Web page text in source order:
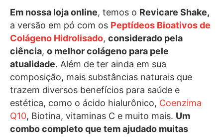
Em nossa loja online, temos o Revicare Shake,
a versão em pó com os Peptídeos Bioativos de
Colágeno Hidrolisado, considerado pela
ciência, o melhor colágeno para pele
atualidade. Além de ter ainda em sua
composição, mais substâncias naturais que
trazem diversos benefícios para saúde e
estética, como o ácido hialurônico, Coenzima
Q10, Biotina, vitaminas C e muito mais. Um
combo completo que tem ajudado muitas